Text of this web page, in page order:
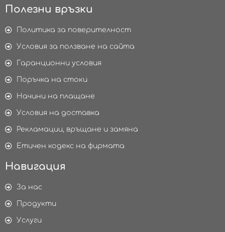
Полезни връзки
Политика за поверителност
Условия за ползване на сайта
Гаранционни условия
Поръчка на стоки
Начини на плащане
Условия на доставка
Рекламации, връщане и замяна
Етичен кодекс на фирмата
Навигация
За нас
Продукти
Услуги